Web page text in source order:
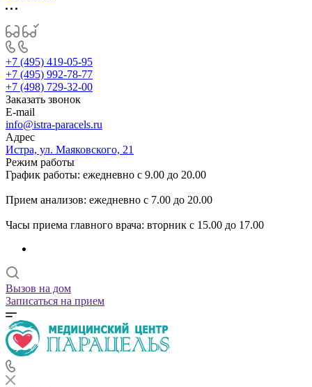
+7 (495) 419-05-95
+7 (495) 992-78-77
+7 (498) 729-32-00
Заказать звонок
E-mail
info@istra-paracels.ru
Адрес
Истра, ул. Маяковского, 21
Режим работы
График работы: ежедневно с 9.00 до 20.00
Прием анализов: ежедневно с 7.00 до 20.00
Часы приема главного врача: вторник с 15.00 до 17.00
Вызов на дом
Записаться на прием